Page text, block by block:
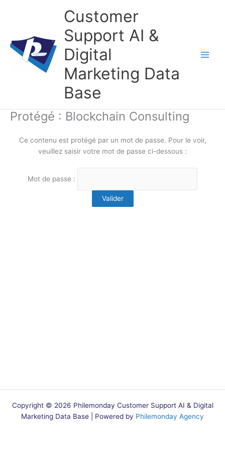
Customer
Support AI &
Digital
Marketing Data
Base
Protégé : Blockchain Consulting
Ce contenu est protégé par un mot de passe. Pour le voir,
veuillez saisir votre mot de passe ci-dessous :
Mot de passe :
Copyright © 2026 Philemonday Customer Support AI & Digital
Marketing Data Base | Powered by Philemonday Agency